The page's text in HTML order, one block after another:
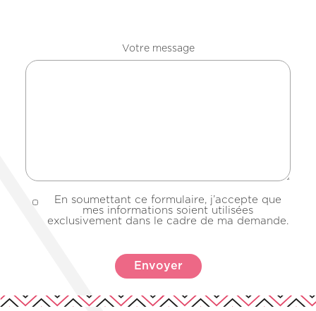
Votre message
En soumettant ce formulaire, j’accepte que
mes informations soient utilisées
exclusivement dans le cadre de ma demande.